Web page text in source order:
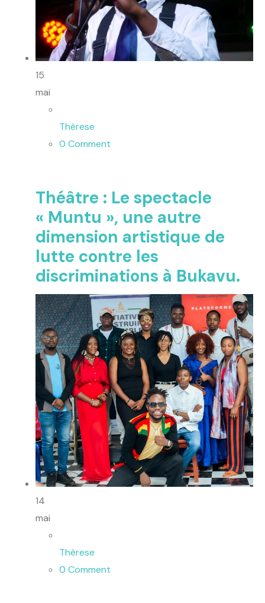
15
mai
Thèrese
0 Comment
Théâtre : Le spectacle
« Muntu », une autre
dimension artistique de
lutte contre les
discriminations à Bukavu.
14
mai
Thèrese
0 Comment